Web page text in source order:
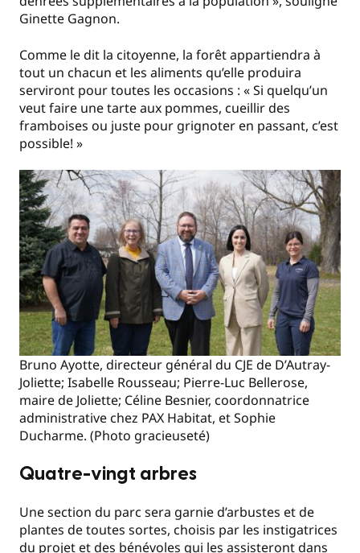
Ginette Gagnon.
Comme le dit la citoyenne, la forêt appartiendra à
tout un chacun et les aliments qu’elle produira
serviront pour toutes les occasions : « Si quelqu’un
veut faire une tarte aux pommes, cueillir des
framboises ou juste pour grignoter en passant, c’est
possible! »
Bruno Ayotte, directeur général du CJE de D’Autray-
Joliette; Isabelle Rousseau; Pierre-Luc Bellerose,
maire de Joliette; Céline Besnier, coordonnatrice
administrative chez PAX Habitat, et Sophie
Ducharme. (Photo gracieuseté)
Quatre-vingt arbres
Une section du parc sera garnie d’arbustes et de
plantes de toutes sortes, choisis par les instigatrices
du projet et des bénévoles qui les assisteront dans